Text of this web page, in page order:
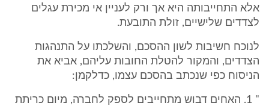
אלא התחייבותה היא אך ורק לעניין אי מכירת עגלים
לצדדים שלישיים, זולת התובעת.
לנוכח חשיבות לשון ההסכם, והשלכתו על התנהגות
הצדדים, והמקור להטלת החובות עליהם, אביא את
הניסוח כפי שנכתב בהסכם עצמו, כדלקמן:
" 1. האחים דבוש מתחייבים לספק לחברה, מיום כריתת